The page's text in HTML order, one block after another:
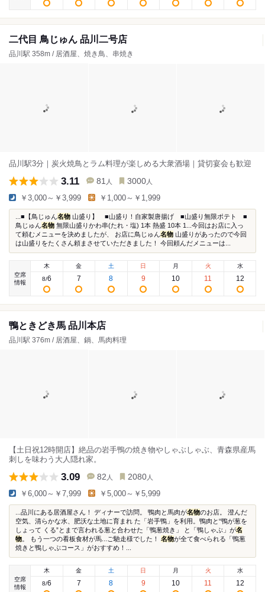
二代目 鳥じゅん 品川二号店
品川駅 358m / 居酒屋、焼き鳥、串焼き
品川駅3分｜炭火焼鳥とラム料理が楽しめる大衆酒場｜貸切宴会も歓迎
3.11 81 人 3000 人
￥3,000～￥3,999 ￥1,000～￥1,999
...■【鳥じゅん名物 山盛り】 ■山盛り！自家製唐揚げ ■山盛り無限ポテト ■
鳥じゅん名物 無限山盛りかわ串(たれ・塩) 1本 熱盛 10本 1...今回はお店に入っ
て頼むメニューを決めましたが、 お店に鳥じゅん名物 山盛りがあったので今回
は山盛りをたくさん頼まさせていただきました！ 今回頼んだメニューは...
空席
情報
木
8/6
金
7
土
8
日
9
月
10
火
11
水
12
鴨ときどき馬 品川本店
品川駅 376m / 居酒屋、鍋、馬肉料理
【土日祝12時開店】絶品の岩手鴨の焼き物やしゃぶしゃぶ、青森県産馬
刺しを味わう大人隠れ家。
3.09 82 人 2080 人
￥6,000～￥7,999 ￥5,000～￥5,999
...品川にある居酒屋さん！ ディナーで訪問。 鴨肉と馬肉が名物のお店。 澄んだ
空気、清らかな水、肥沃な土地に育まれ た「岩手鴨」を利用。鴨肉と“鴨が葱を
しょって くる”とまで言われる葱と合わせた「鴨葱焼き」 と「鴨しゃぶ」が名
物 。 もう一つの看板食材が馬...ご馳走様でした！ 名物が全て食べられる「鴨葱
焼きと鴨しゃぶコース」がおすすめ！...
空席
情報
木
8/6
金
7
土
8
日
9
月
10
火
11
水
12